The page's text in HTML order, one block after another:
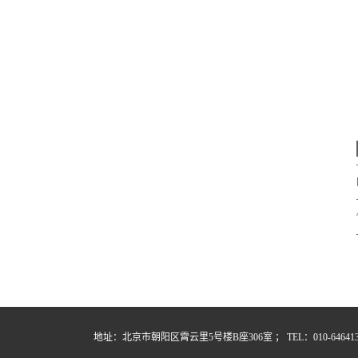
地址：北京市朝阳区霄云里5号楼B座306室 ； TEL：010-